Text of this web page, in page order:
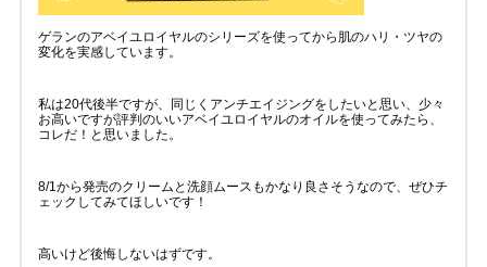
ゲランのアベイユロイヤルのシリーズを使ってから肌のハリ・ツヤの
変化を実感しています。
私は20代後半ですが、同じくアンチエイジングをしたいと思い、少々
お高いですが評判のいいアベイユロイヤルのオイルを使ってみたら、
コレだ！と思いました。
8/1から発売のクリームと洗顔ムースもかなり良さそうなので、ぜひチ
ェックしてみてほしいです！
高いけど後悔しないはずです。